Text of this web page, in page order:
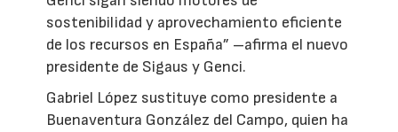
sostenibilidad y aprovechamiento eficiente
de los recursos en España” –afirma el nuevo
presidente de Sigaus y Genci.
Gabriel López sustituye como presidente a
Buenaventura González del Campo, quien ha